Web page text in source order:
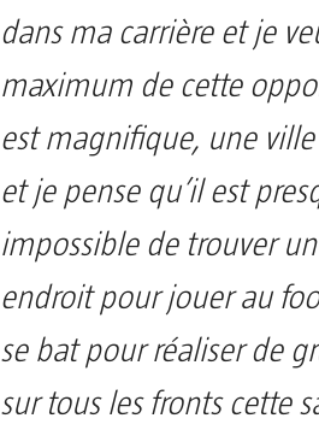
dans ma carrière et je
maximum de cette
est magnifique, une
et je pense qu’il est
impossible de trouver
endroit pour jouer au
se bat pour réaliser de
sur tous les fronts cette